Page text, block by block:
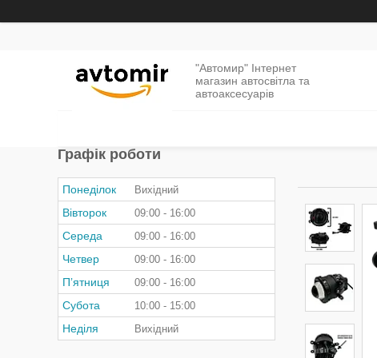
"Автомир" Інтернет
магазин автосвітла та
автоаксесуарів
Графік роботи
Понеділок Вихідний
Вівторок 09:00 16:00
Середа 09:00 16:00
Четвер 09:00 16:00
Пʼятниця 09:00 16:00
Субота 10:00 15:00
Неділя Вихідний